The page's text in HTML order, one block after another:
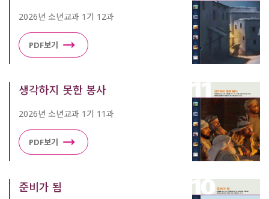
2026년 소년교과 1기 12과
PDF보기
생각하지 못한 봉사
2026년 소년교과 1기 11과
PDF보기
준비가 됨